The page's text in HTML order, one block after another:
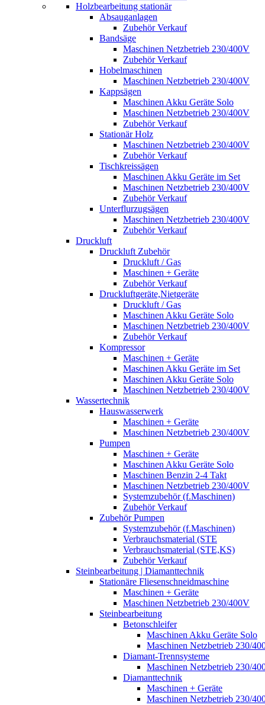
Holzbearbeitung stationär
Absauganlagen
Zubehör Verkauf
Bandsäge
Maschinen Netzbetrieb 230/400V
Zubehör Verkauf
Hobelmaschinen
Maschinen Netzbetrieb 230/400V
Kappsägen
Maschinen Akku Geräte Solo
Maschinen Netzbetrieb 230/400V
Zubehör Verkauf
Stationär Holz
Maschinen Netzbetrieb 230/400V
Zubehör Verkauf
Tischkreissägen
Maschinen Akku Geräte im Set
Maschinen Netzbetrieb 230/400V
Zubehör Verkauf
Unterflurzugsägen
Maschinen Netzbetrieb 230/400V
Zubehör Verkauf
Druckluft
Druckluft Zubehör
Druckluft / Gas
Maschinen + Geräte
Zubehör Verkauf
Druckluftgeräte,Nietgeräte
Druckluft / Gas
Maschinen Akku Geräte Solo
Maschinen Netzbetrieb 230/400V
Zubehör Verkauf
Kompressor
Maschinen + Geräte
Maschinen Akku Geräte im Set
Maschinen Akku Geräte Solo
Maschinen Netzbetrieb 230/400V
Wassertechnik
Hauswasserwerk
Maschinen + Geräte
Maschinen Netzbetrieb 230/400V
Pumpen
Maschinen + Geräte
Maschinen Akku Geräte Solo
Maschinen Benzin 2-4 Takt
Maschinen Netzbetrieb 230/400V
Systemzubehör (f.Maschinen)
Zubehör Verkauf
Zubehör Pumpen
Systemzubehör (f.Maschinen)
Verbrauchsmaterial (STE
Verbrauchsmaterial (STE,KS)
Zubehör Verkauf
Steinbearbeitung | Diamanttechnik
Stationäre Fliesenschneidmaschine
Maschinen + Geräte
Maschinen Netzbetrieb 230/400V
Steinbearbeitung
Betonschleifer
Maschinen Akku Geräte Solo
Maschinen Netzbetrieb 230/
Diamant-Trennsysteme
Maschinen Netzbetrieb 230/
Diamanttechnik
Maschinen + Geräte
Maschinen Netzbetrieb 230/